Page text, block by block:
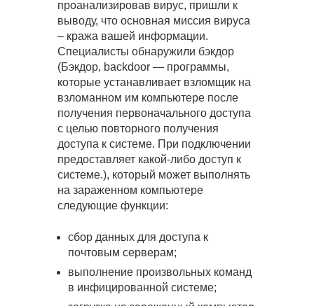
проанализировав вирус, пришли к
выводу, что основная миссия вируса
– кража вашей информации.
Специалисты обнаружили бэкдор
(Бэкдор, backdoor — программы,
которые устанавливает взломщик на
взломанном им компьютере после
получения первоначального доступа
с целью повторного получения
доступа к системе. При подключении
предоставляет какой-либо доступ к
системе.), который может выполнять
на зараженном компьютере
следующие функции:
сбор данных для доступа к
почтовым серверам;
выполнение произвольных команд
в инфицированной системе;